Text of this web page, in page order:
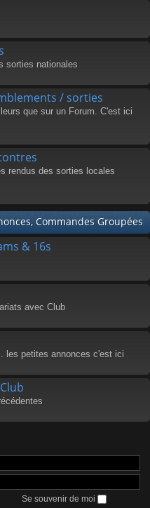
sorties nationales
/ sorties
que sur un Forum. C'est ici
rendus des sorties locales
Commandes Groupées
& 16s
avec Club
les petites annonces c'est ici
Se souvenir de moi